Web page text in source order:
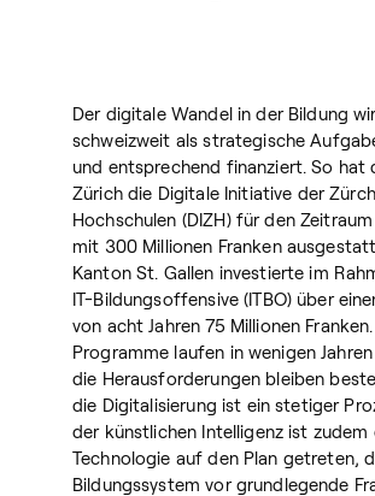
Der digitale Wandel in der Bildung
schweizweit als strategische
und entsprechend finanziert. So hat
Zürich die Digitale Initiative der
Hochschulen (DIZH) für den
mit 300 Millionen Franken
Kanton St. Gallen investierte im
IT-Bildungsoffensive (ITBO) über
von acht Jahren 75 Millionen
Programme laufen in wenigen
die Herausforderungen bleiben
die Digitalisierung ist ein stetiger
der künstlichen Intelligenz ist zudem
Technologie auf den Plan getreten,
Bildungssystem vor grundlegende